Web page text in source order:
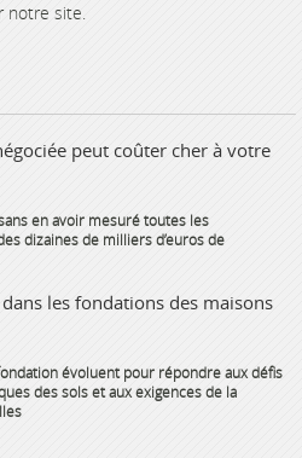
notre site.
peut coûter cher à votre
en avoir mesuré toutes les
dizaines de milliers d’euros de
les fondations des maisons
évoluent pour répondre aux défis
des sols et aux exigences de la